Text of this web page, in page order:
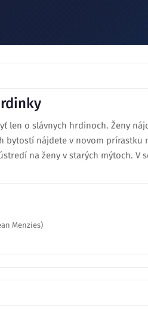
len o slávnych hrdinoch. Ženy
bytostí nájdete v novom prírastku
na ženy v starých mýtoch.
Menzies)